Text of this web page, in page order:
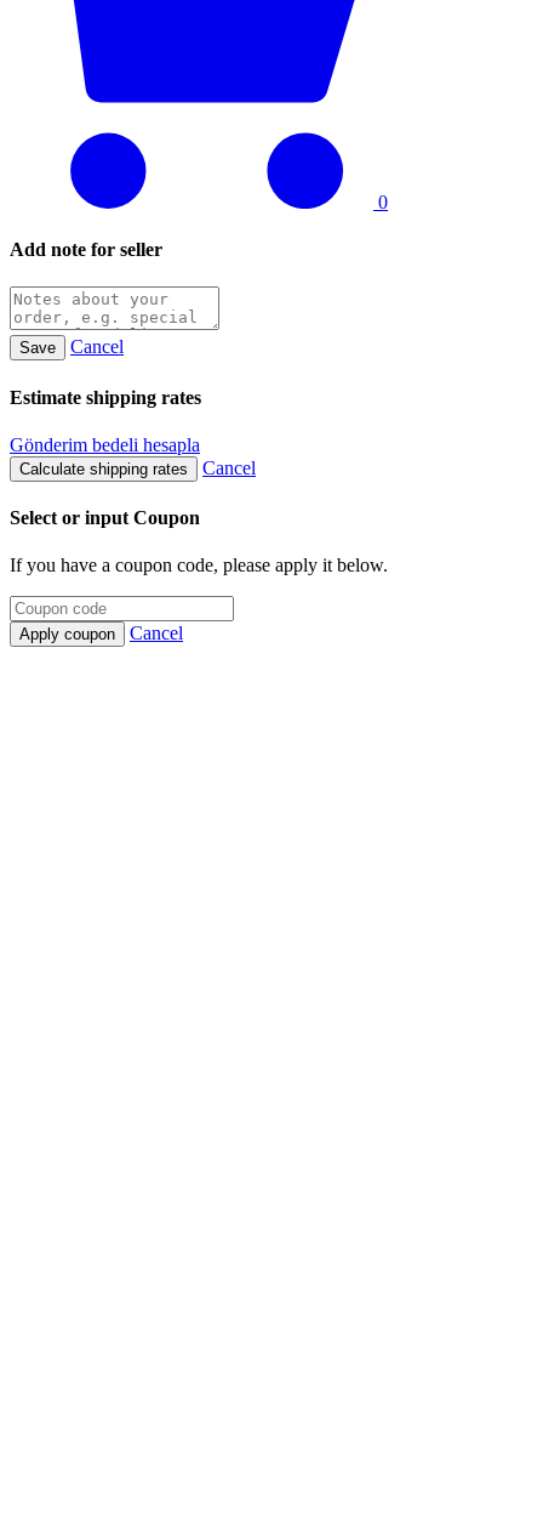
0
Add note for seller
Save Cancel
Estimate shipping rates
Gönderim bedeli hesapla
Calculate shipping rates Cancel
Select or input Coupon
If you have a coupon code, please apply it below.
Apply coupon Cancel